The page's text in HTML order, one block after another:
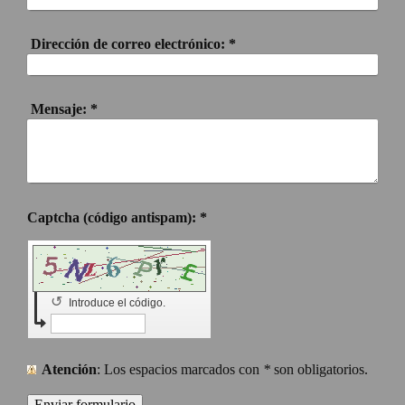
Dirección de correo electrónico: *
Mensaje: *
Captcha (código antispam): *
Introduce el código.
↺
Atención : Los espacios marcados con * son obligatorios.